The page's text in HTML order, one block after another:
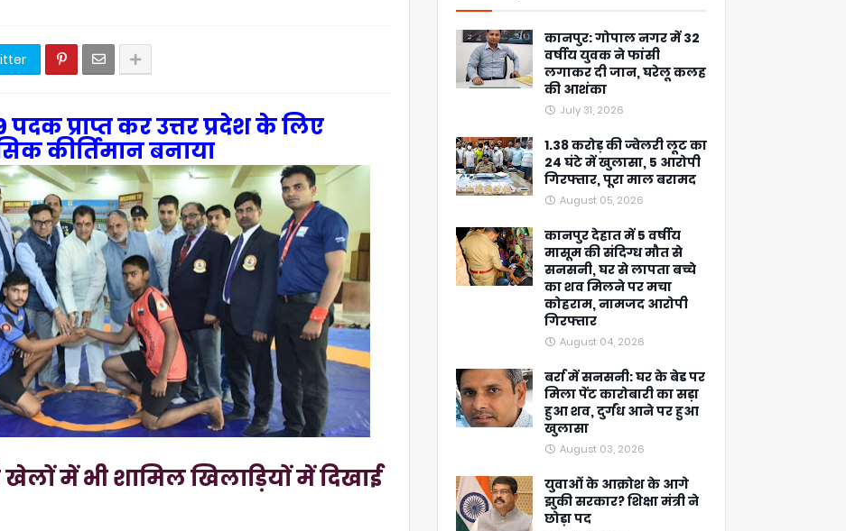
प्राप्त कर उत्तर प्रदेश के लिए
कीर्तिमान बनाया
में भी शामिल खिलाड़ियों में दिखाई
कानपुर: गोपाल नगर में 32
वर्षीय युवक ने फांसी
लगाकर दी जान, घरेलू कलह
की आशंका
July 31, 2026
1.38 करोड़ की ज्वेलरी लूट का
24 घंटे में खुलासा, 5 आरोपी
गिरफ्तार, पूरा माल बरामद
August 05, 2026
कानपुर देहात में 5 वर्षीय
मासूम की संदिग्ध मौत से
सनसनी, घर से लापता बच्चे
का शव मिलने पर मचा
कोहराम, नामजद आरोपी
गिरफ्तार
August 04, 2026
बर्रा में सनसनी: घर के बेड पर
मिला पेंट कारोबारी का सड़ा
हुआ शव, दुर्गंध आने पर हुआ
खुलासा
August 03, 2026
युवाओं के आक्रोश के आगे
झुकी सरकार? शिक्षा मंत्री ने
छोड़ा पद